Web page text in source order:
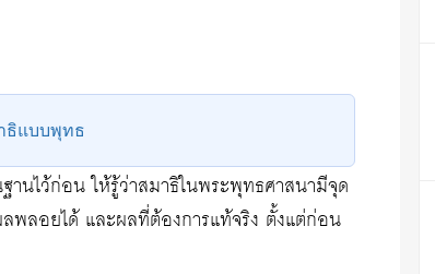
ธิแบบพุทธ
นไว้ก่อน ให้รู้ว่าสมาธิในพระพุทธศาสนามีจุด
พลอยได้ และผลที่ต้องการแท้จริง ตั้งแต่ก่อน